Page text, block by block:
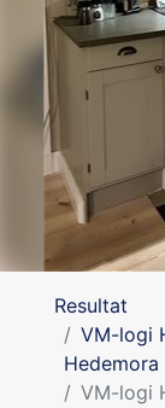
Resultat
VM-logi
Hedemora
VM-logi